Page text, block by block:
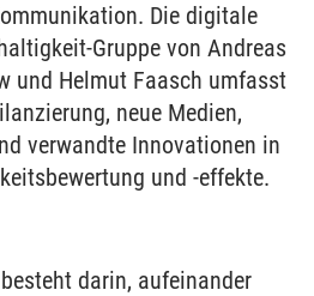
Die digitale
Gruppe von Andreas
und Helmut Faasch umfasst
neue Medien,
verwandte Innovationen in
und -effekte.
darin, aufeinander